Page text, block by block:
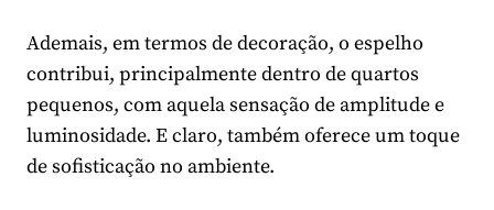
Ademais, em termos de decoração, o espelho
contribui, principalmente dentro de quartos
pequenos, com aquela sensação de amplitude e
luminosidade. E claro, também oferece um toque
de sofisticação no ambiente.